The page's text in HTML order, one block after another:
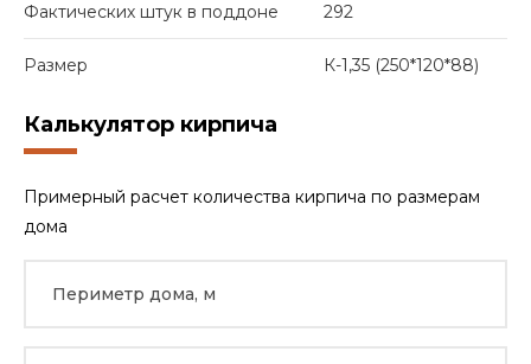
Фактических штук в поддоне 292
Размер К-1,35 (250*120*88)
Калькулятор кирпича
Примерный расчет количества кирпича по размерам
дома